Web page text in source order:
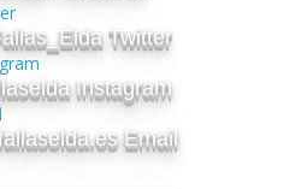
Twitter
Instagram
Email